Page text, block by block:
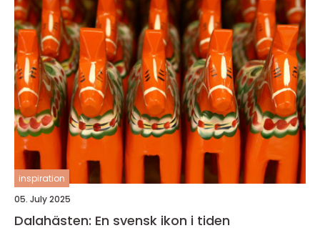
inspiration
05. July 2025
Dalahästen: En svensk ikon i tiden